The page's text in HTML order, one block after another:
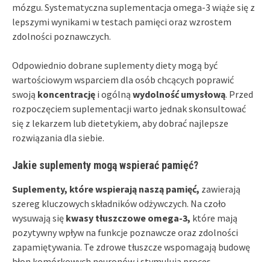
mózgu. Systematyczna suplementacja omega-3 wiąże się z
lepszymi wynikami w testach pamięci oraz wzrostem
zdolności poznawczych.
Odpowiednio dobrane suplementy diety mogą być
wartościowym wsparciem dla osób chcących poprawić
swoją koncentrację i ogólną wydolność umysłową. Przed
rozpoczęciem suplementacji warto jednak skonsultować
się z lekarzem lub dietetykiem, aby dobrać najlepsze
rozwiązania dla siebie.
Jakie suplementy mogą wspierać pamięć?
Suplementy, które wspierają naszą pamięć, zawierają
szereg kluczowych składników odżywczych. Na czoło
wysuwają się kwasy tłuszczowe omega-3, które mają
pozytywny wpływ na funkcje poznawcze oraz zdolności
zapamiętywania. Te zdrowe tłuszcze wspomagają budowę